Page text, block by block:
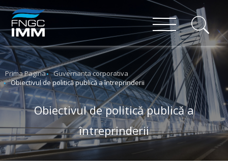
Prima Pagina
Guvernanta corporativa
Obiectivul de politică publică a întreprinderii
Obiectivul de politică publică a
întreprinderii